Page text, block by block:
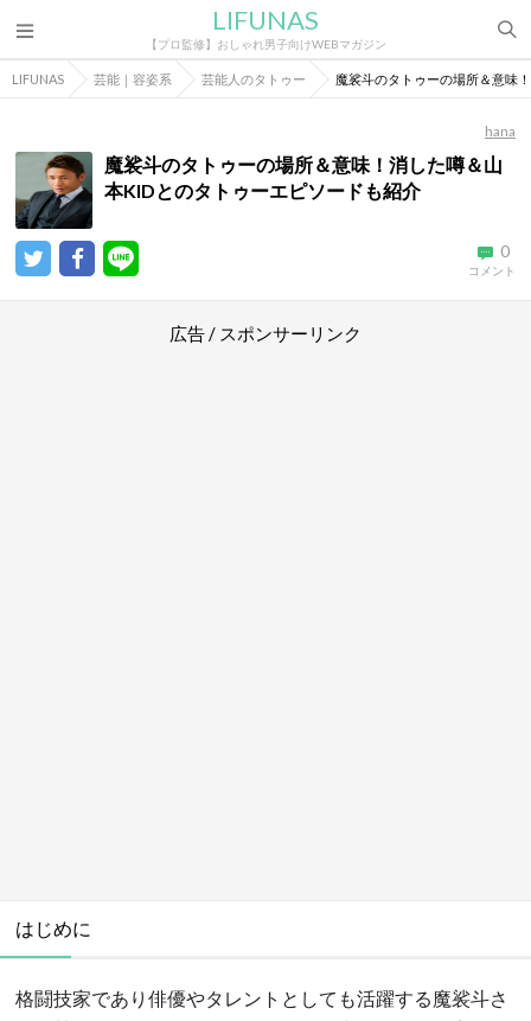
LIFUNAS
【プロ監修】おしゃれ男子向けWEBマガジン
LIFUNAS 芸能｜容姿系 芸能人のタトゥー 魔裟斗のタトゥーの場所＆意味
hana
魔裟斗のタトゥーの場所＆意味！消した噂＆山
本KIDとのタトゥーエピソードも紹介
0
コメント
広告 / スポンサーリンク
はじめに
格闘技家であり俳優やタレントとしても活躍する魔裟斗さ